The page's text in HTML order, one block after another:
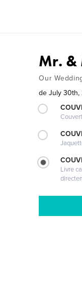
Mr. &
Our
de July 30th,
Livre